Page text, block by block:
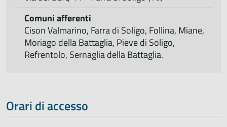
Comuni afferenti
Cison Valmarino, Farra di Soligo, Follina, Miane,
Moriago della Battaglia, Pieve di Soligo,
Refrentolo, Sernaglia della Battaglia.
Orari di accesso